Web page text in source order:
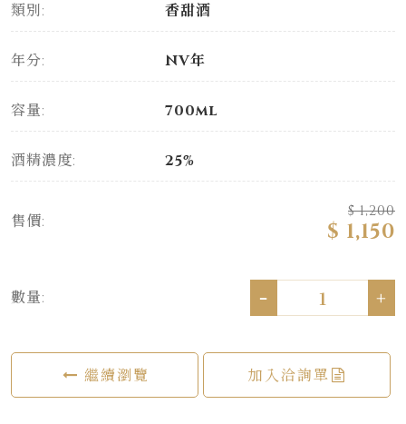
類別: 香甜酒
年分: NV年
容量: 700ml
酒精濃度: 25%
售價:
$ 1,200
$ 1,150
數量: - +
繼續瀏覽 加入洽詢單